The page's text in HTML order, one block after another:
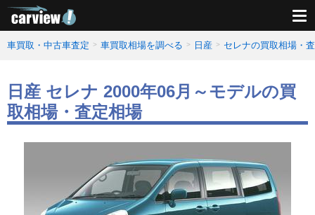
車買取・中古車査定 車買取相場を調べる 日産 セレナの買取相場・
日産 セレナ 2000年06月～モデルの買
取相場・査定相場